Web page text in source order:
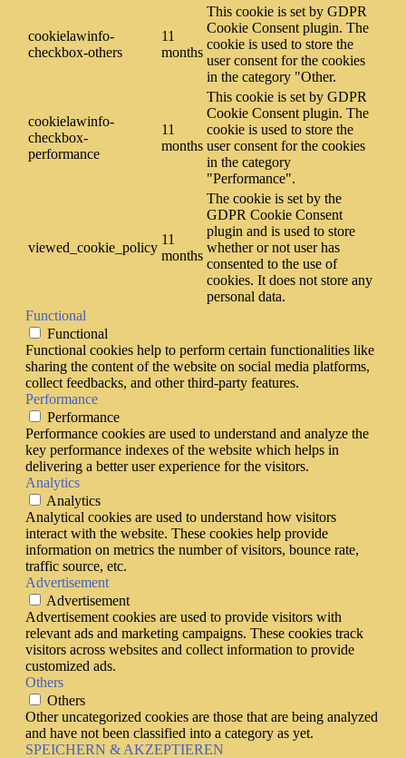
cookielawinfo-
checkbox-others
11
months
This cookie is set by GDPR
Cookie Consent plugin. The
cookie is used to store the
user consent for the cookies
in the category "Other.
cookielawinfo-
checkbox-
performance
11
months
This cookie is set by GDPR
Cookie Consent plugin. The
cookie is used to store the
user consent for the cookies
in the category
"Performance".
viewed_cookie_policy
11
months
The cookie is set by the
GDPR Cookie Consent
plugin and is used to store
whether or not user has
consented to the use of
cookies. It does not store any
personal data.
Functional
Functional
Functional cookies help to perform certain functionalities like
sharing the content of the website on social media platforms,
collect feedbacks, and other third-party features.
Performance
Performance
Performance cookies are used to understand and analyze the
key performance indexes of the website which helps in
delivering a better user experience for the visitors.
Analytics
Analytics
Analytical cookies are used to understand how visitors
interact with the website. These cookies help provide
information on metrics the number of visitors, bounce rate,
traffic source, etc.
Advertisement
Advertisement
Advertisement cookies are used to provide visitors with
relevant ads and marketing campaigns. These cookies track
visitors across websites and collect information to provide
customized ads.
Others
Others
Other uncategorized cookies are those that are being analyzed
and have not been classified into a category as yet.
SPEICHERN & AKZEPTIEREN